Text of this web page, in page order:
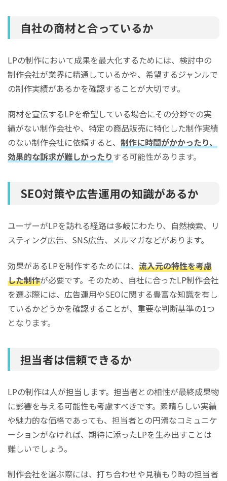
自社の商材と合っているか
LPの制作において成果を最大化するためには、検討中の
制作会社が業界に精通しているかや、希望するジャンルで
の制作実績があるかを確認することが大切です。
商材を宣伝するLPを希望している場合にその分野での実
績がない制作会社や、特定の商品販売に特化した制作実績
のない制作会社に依頼すると、 制作に時間がかかったり、
効果的な訴求が難しかったりする可能性があります。
SEO対策や広告運用の知識があるか
ユーザーがLPを訪れる経路は多岐にわたり、自然検索、リ
スティング広告、SNS広告、メルマガなどがあります。
効果があるLPを制作するためには、 流入元の特性を考慮
した制作が必要です。そのため、自社に合ったLP制作会社
を選ぶ際には、広告運用やSEOに関する豊富な知識を有し
ているかどうかを確認することが、重要な判断基準の1つ
となります。
担当者は信頼できるか
LPの制作は人が担当します。担当者との相性が最終成果物
に影響を与える可能性も考慮すべきです。素晴らしい実績
や魅力的な価格であっても、担当者との円滑なコミュニケ
ーションがなければ、期待に添ったLPを生み出すことは
難しいでしょう。
制作会社を選ぶ際には、打ち合わせや見積もり時の担当者